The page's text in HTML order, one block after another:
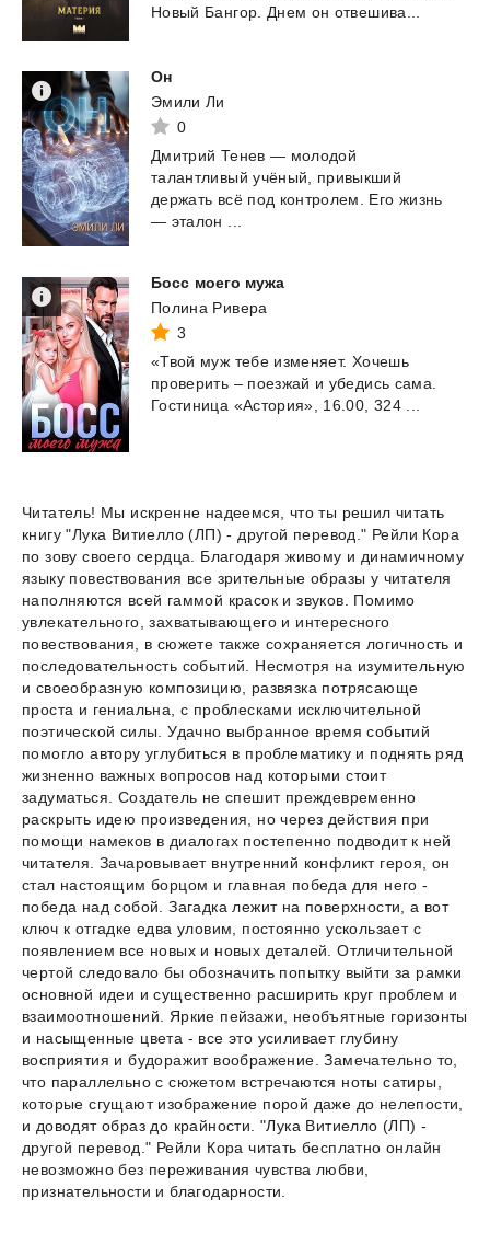
Новый Бангор. Днем он отвешива...
Он
Эмили Ли
0
Дмитрий Тенев — молодой
талантливый учёный, привыкший
держать всё под контролем. Его жизнь
— эталон ...
Босс моего мужа
Полина Ривера
3
«Твой муж тебе изменяет. Хочешь
проверить – поезжай и убедись сама.
Гостиница «Астория», 16.00, 324
Читатель! Мы искренне надеемся, что ты решил читать
книгу "Лука Витиелло (ЛП) - другой перевод." Рейли Кора
по зову своего сердца. Благодаря живому и динамичному
языку повествования все зрительные образы у читателя
наполняются всей гаммой красок и звуков. Помимо
увлекательного, захватывающего и интересного
повествования, в сюжете также сохраняется логичность и
последовательность событий. Несмотря на изумительную
и своеобразную композицию, развязка потрясающе
проста и гениальна, с проблесками исключительной
поэтической силы. Удачно выбранное время событий
помогло автору углубиться в проблематику и поднять ряд
жизненно важных вопросов над которыми стоит
задуматься. Создатель не спешит преждевременно
раскрыть идею произведения, но через действия при
помощи намеков в диалогах постепенно подводит к ней
читателя. Зачаровывает внутренний конфликт героя, он
стал настоящим борцом и главная победа для него -
победа над собой. Загадка лежит на поверхности, а вот
ключ к отгадке едва уловим, постоянно ускользает с
появлением все новых и новых деталей. Отличительной
чертой следовало бы обозначить попытку выйти за рамки
основной идеи и существенно расширить круг проблем и
взаимоотношений. Яркие пейзажи, необъятные горизонты
и насыщенные цвета - все это усиливает глубину
восприятия и будоражит воображение. Замечательно то,
что параллельно с сюжетом встречаются ноты сатиры,
которые сгущают изображение порой даже до нелепости,
и доводят образ до крайности. "Лука Витиелло (ЛП) -
другой перевод." Рейли Кора читать бесплатно онлайн
невозможно без переживания чувства любви,
признательности и благодарности.